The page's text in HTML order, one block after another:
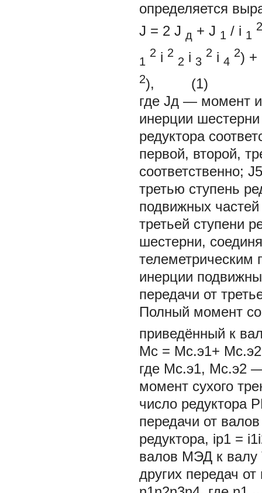
определяется
J = 2 J д + J 1 / i 1
2
1
2 i 2
2 i 3
2 i 4
2) +
2), (1)
где Jд — момент
инерции шестерни
редуктора
первой, второй,
соответственно;
третью ступень
подвижных
третьей ступени
шестерни,
инерции
передачи от
Полный момент
приведённый к
Мс = Мс.э1+
где Мс.э1, Мс.э2
момент сухого
число редуктора
передачи от
редуктора, iр1 =
валов МЭД к
других передач